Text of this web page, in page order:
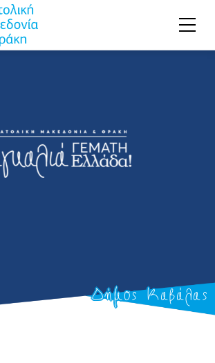
περιεχόμενο
Δήμος Καβάλας